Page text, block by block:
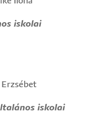
iskolai
iskolai